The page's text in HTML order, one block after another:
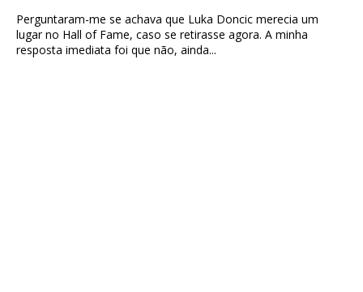
Perguntaram-me se achava que Luka Doncic merecia um
lugar no Hall of Fame, caso se retirasse agora. A minha
resposta imediata foi que não, ainda...